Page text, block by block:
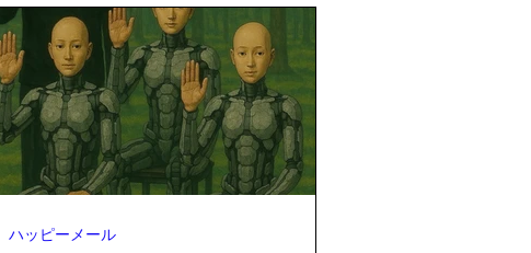
た。 当時10歳の私はこの歌詞に心惹かれて、よ
く口ずさんでいました。 ちょうど小学4、5年生
の頃で、4人きょうだいの一番下の弟が誕生し
て、我が家も大変な時代だったんだなぁ〜と、
今になって両親の状況が理解でき、遅ればせな
がら感謝の気持ちが湧いてくるのも、私が高齢
者の域に入ったからなのでしょうか？(笑)私が一
番気になった歌詞は、"生きているから かなし
いんだ"の"かなしいんだ"です。そうなんだ！悲
らも、納得して腑に落ちたんでしょうね。 きっ
ハッピーメール